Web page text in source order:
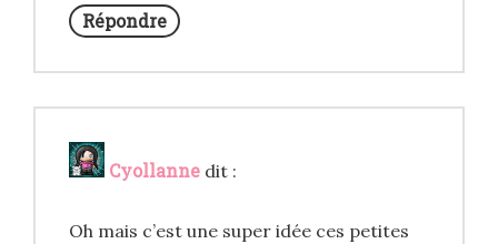
Répondre
Cyollanne dit :
Oh mais c’est une super idée ces petites